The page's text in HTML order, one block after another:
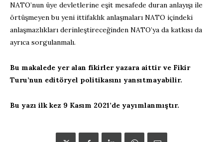
NATO’nun üye devletlerine eşit mesafede duran anlayışı ile
örtüşmeyen bu yeni ittifaklık anlaşmaları NATO içindeki
anlaşmazlıkları derinleştireceğinden NATO’ya da katkısı da
ayrıca sorgulanmalı.
Bu makalede yer alan fikirler yazara aittir ve Fikir
Turu’nun editöryel politikasını yansıtmayabilir.
Bu yazı ilk kez 9 Kasım 2021’de yayımlanmıştır.